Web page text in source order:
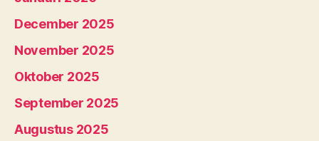
December 2025
November 2025
Oktober 2025
September 2025
Augustus 2025